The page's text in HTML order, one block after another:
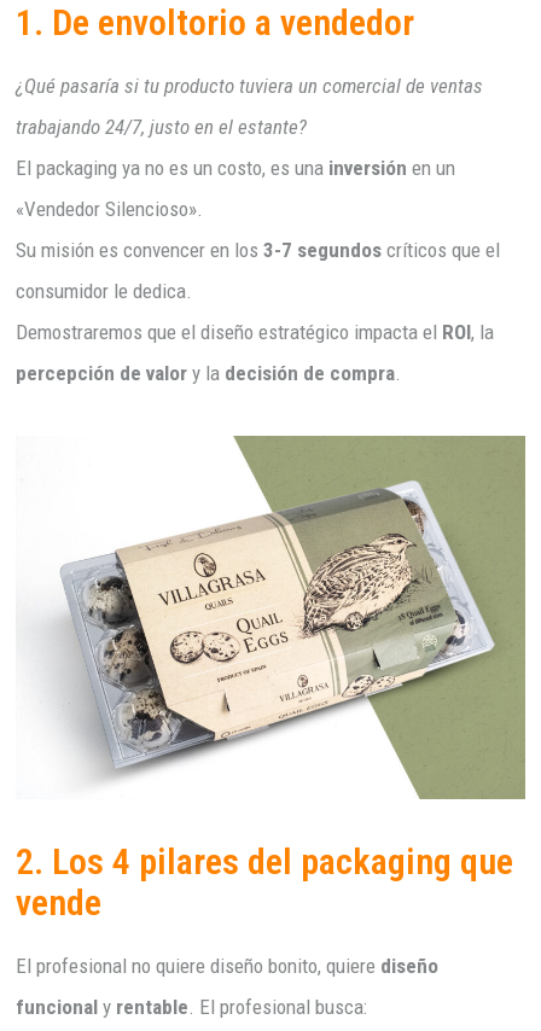
1. De envoltorio a vendedor
¿Qué pasaría si tu producto tuviera un comercial de ventas
trabajando 24/7, justo en el estante?
El packaging ya no es un costo, es una inversión en un
«Vendedor Silencioso».
Su misión es convencer en los3-7 segundos críticos que el
consumidor le dedica.
Demostraremos que el diseño estratégico impacta el ROI, la
percepción de valor y la decisión de compra.
2. Los 4 pilares del packaging que
vende
El profesional no quiere diseño bonito, quiere diseño
funcional y rentable . El profesional busca: